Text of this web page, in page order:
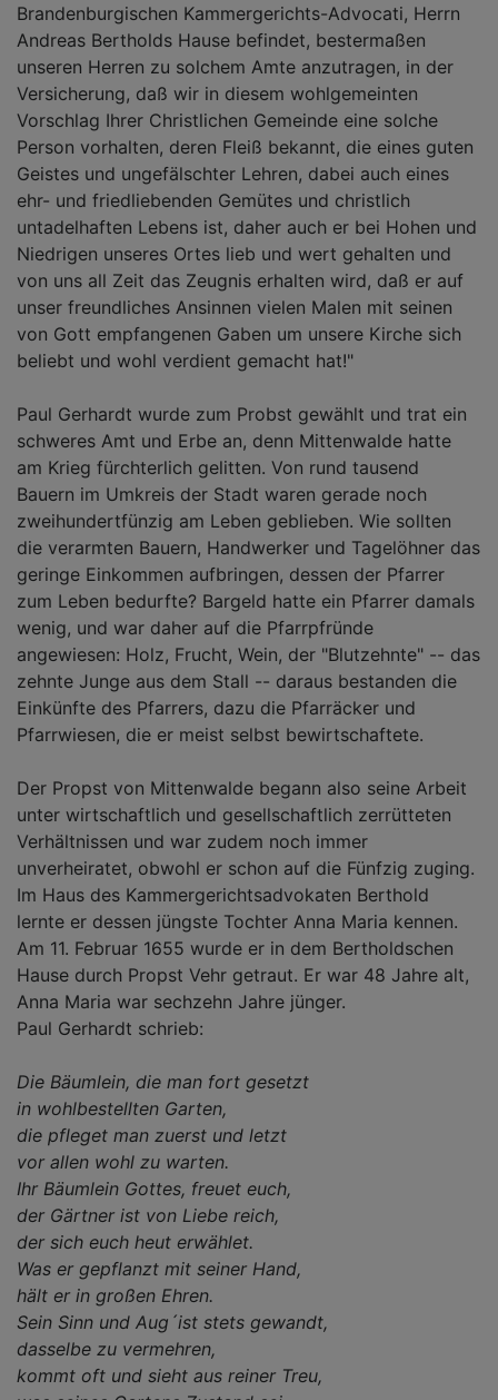
Brandenburgischen Kammergerichts-Advocati, Herrn
Andreas Bertholds Hause befindet, bestermaßen
unseren Herren zu solchem Amte anzutragen, in der
Versicherung, daß wir in diesem wohlgemeinten
Vorschlag Ihrer Christlichen Gemeinde eine solche
Person vorhalten, deren Fleiß bekannt, die eines guten
Geistes und ungefälschter Lehren, dabei auch eines
ehr- und friedliebenden Gemütes und christlich
untadelhaften Lebens ist, daher auch er bei Hohen und
Niedrigen unseres Ortes lieb und wert gehalten und
von uns all Zeit das Zeugnis erhalten wird, daß er auf
unser freundliches Ansinnen vielen Malen mit seinen
von Gott empfangenen Gaben um unsere Kirche sich
beliebt und wohl verdient gemacht hat!"
Paul Gerhardt wurde zum Probst gewählt und trat ein
schweres Amt und Erbe an, denn Mittenwalde hatte
am Krieg fürchterlich gelitten. Von rund tausend
Bauern im Umkreis der Stadt waren gerade noch
zweihundertfünzig am Leben geblieben. Wie sollten
die verarmten Bauern, Handwerker und Tagelöhner das
geringe Einkommen aufbringen, dessen der Pfarrer
zum Leben bedurfte? Bargeld hatte ein Pfarrer damals
wenig, und war daher auf die Pfarrpfründe
angewiesen: Holz, Frucht, Wein, der "Blutzehnte" -- das
zehnte Junge aus dem Stall -- daraus bestanden die
Einkünfte des Pfarrers, dazu die Pfarräcker und
Pfarrwiesen, die er meist selbst bewirtschaftete.
Der Propst von Mittenwalde begann also seine Arbeit
unter wirtschaftlich und gesellschaftlich zerrütteten
Verhältnissen und war zudem noch immer
unverheiratet, obwohl er schon auf die Fünfzig zuging.
Im Haus des Kammergerichtsadvokaten Berthold
lernte er dessen jüngste Tochter Anna Maria kennen.
Am 11. Februar 1655 wurde er in dem Bertholdschen
Hause durch Propst Vehr getraut. Er war 48 Jahre alt,
Anna Maria war sechzehn Jahre jünger.
Paul Gerhardt schrieb:
Die Bäumlein, die man fort gesetzt
in wohlbestellten Garten,
die pfleget man zuerst und letzt
vor allen wohl zu warten.
Ihr Bäumlein Gottes, freuet euch,
der Gärtner ist von Liebe reich,
der sich euch heut erwählet.
Was er gepflanzt mit seiner Hand,
hält er in großen Ehren.
Sein Sinn und Aug´ist stets gewandt,
dasselbe zu vermehren,
kommt oft und sieht aus reiner Treu,